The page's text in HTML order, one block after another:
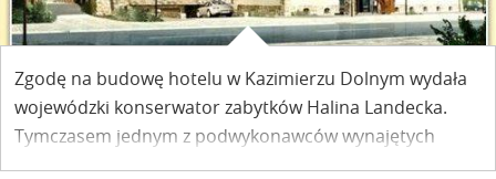
Zgodę na budowę hotelu w Kazimierzu Dolnym wydała
wojewódzki konserwator zabytków Halina Landecka.
Tymczasem jednym z podwykonawców wynajętych
przez inwestora była firma należąca do jej męża.